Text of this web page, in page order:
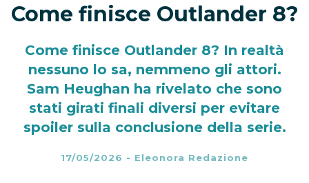
Come finisce Outlander 8?
Come finisce Outlander 8? In realtà
nessuno lo sa, nemmeno gli attori.
Sam Heughan ha rivelato che sono
stati girati finali diversi per evitare
spoiler sulla conclusione della serie.
17/05/2026 - Eleonora Redazione